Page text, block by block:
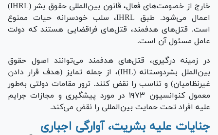
خارج از خصومت‌های فعال، قانون بین‌المللی حقوق بشر (IHRL)
اعمال می‌شود. طبق IHRL، سلب خودسرانه حیات ممنوع
است. قتل‌های هدفمند، قتل‌های فراقضایی هستند که دولت
عامل مسئول آن است.
در زمینه درگیری، قتل‌های هدفمند می‌توانند اصول حقوق
بین‌الملل بشردوستانه (IHL)، از جمله تمایز (هدف قرار دادن
غیرنظامیان) و تناسب را نقض کنند. ترور مقامات دولتی به‌طور
معمول کنوانسیون ۱۹۷۳ در مورد پیشگیری و مجازات جرایم
علیه افراد تحت حمایت بین‌المللی را نقض می‌کند.
جنایات علیه بشریت، آوارگی اجباری